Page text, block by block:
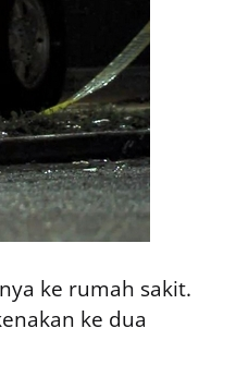
ke rumah sakit.
ke dua